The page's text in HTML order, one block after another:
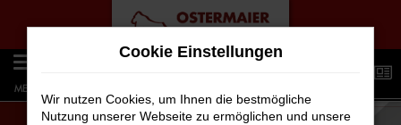
Zum
Hauptinhalt
springen
MENÜ
Cookie Einstellungen
Wir nutzen Cookies, um Ihnen die bestmögliche
Nutzung unserer Webseite zu ermöglichen und unsere